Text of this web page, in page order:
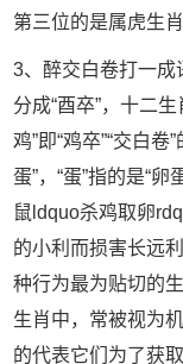
第三位的是属虎生肖
3、醉交白卷打一成
分成“酉卒”，十二
鸡”即“鸡卒”“交白卷
蛋”，“蛋”指的是“卵
鼠ldquo杀鸡取卵
的小利而损害长远
种行为最为贴切的
生肖中，常被视为
的代表它们为了获